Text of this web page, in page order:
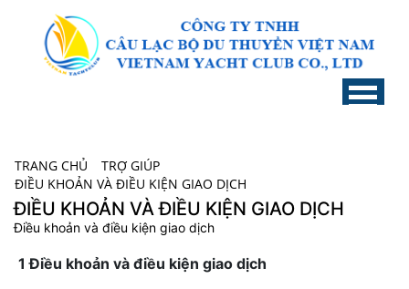
TRANG CHỦ TRỢ GIÚP
ĐIỀU KHOẢN VÀ ĐIỀU KIỆN GIAO DỊCH
ĐIỀU KHOẢN VÀ ĐIỀU KIỆN GIAO DỊCH
Điều khoản và điều kiện giao dịch
1 Điều khoản và điều kiện giao dịch